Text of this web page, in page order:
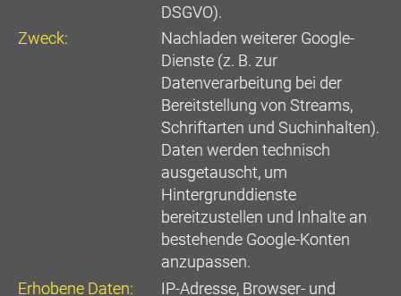
DSGVO).
Zweck:
Nachladen weiterer Google-
Dienste (z. B. zur
Datenverarbeitung bei der
Bereitstellung von Streams,
Schriftarten und Suchinhalten).
Daten werden technisch
ausgetauscht, um
Hintergrunddienste
bereitzustellen und Inhalte an
bestehende Google-Konten
anzupassen.
Erhobene Daten:
IP-Adresse, Browser- und